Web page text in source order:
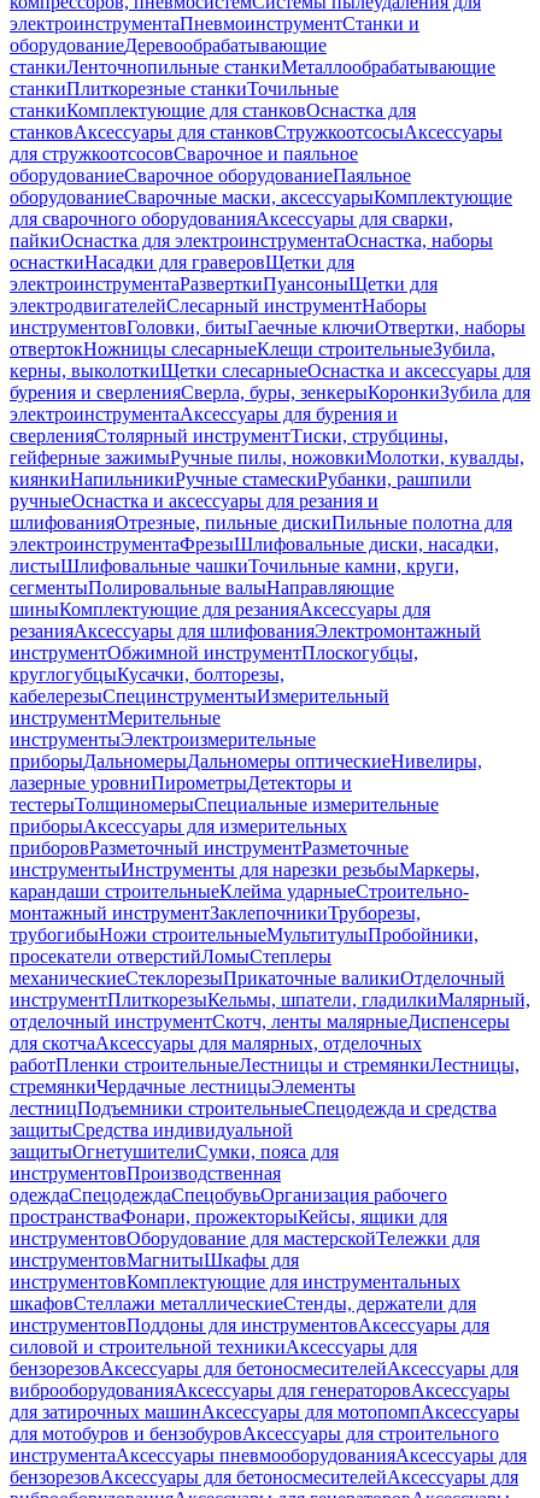
электроинструментаПневмоинструментСтанки и
оборудованиеДеревообрабатывающие
станкиЛенточнопильные станкиМеталлообрабатывающие
станкиПлиткорезные станкиТочильные
станкиКомплектующие для станковОснастка для
станковАксессуары для станковСтружкоотсосыАксессуары
для стружкоотсосовСварочное и паяльное
оборудованиеСварочное оборудованиеПаяльное
оборудованиеСварочные маски, аксессуарыКомплектующие
для сварочного оборудованияАксессуары для сварки,
пайкиОснастка для электроинструментаОснастка, наборы
оснасткиНасадки для граверовЩетки для
электроинструментаРазверткиПуансоныЩетки для
электродвигателейСлесарный инструментНаборы
инструментовГоловки, битыГаечные ключиОтвертки, наборы
отвертокНожницы слесарныеКлещи строительныеЗубила,
керны, выколоткиЩетки слесарныеОснастка и аксессуары для
бурения и сверленияСверла, буры, зенкерыКоронкиЗубила для
электроинструментаАксессуары для бурения и
сверленияСтолярный инструментТиски, струбцины,
гейферные зажимыРучные пилы, ножовкиМолотки, кувалды,
киянкиНапильникиРучные стамескиРубанки, рашпили
ручныеОснастка и аксессуары для резания и
шлифованияОтрезные, пильные дискиПильные полотна для
электроинструментаФрезыШлифовальные диски, насадки,
листыШлифовальные чашкиТочильные камни, круги,
сегментыПолировальные валыНаправляющие
шиныКомплектующие для резанияАксессуары для
резанияАксессуары для шлифованияЭлектромонтажный
инструментОбжимной инструментПлоскогубцы,
круглогубцыКусачки, болторезы,
кабелерезыСпецинструментыИзмерительный
инструментМерительные
инструментыЭлектроизмерительные
приборыДальномерыДальномеры оптическиеНивелиры,
лазерные уровниПирометрыДетекторы и
тестерыТолщиномерыСпециальные измерительные
приборыАксессуары для измерительных
приборовРазметочный инструментРазметочные
инструментыИнструменты для нарезки резьбыМаркеры,
карандаши строительныеКлейма ударныеСтроительно-
монтажный инструментЗаклепочникиТруборезы,
трубогибыНожи строительныеМультитулыПробойники,
просекатели отверстийЛомыСтеплеры
механическиеСтеклорезыПрикаточные валикиОтделочный
инструментПлиткорезыКельмы, шпатели, гладилкиМалярный,
отделочный инструментСкотч, ленты малярныеДиспенсеры
для скотчаАксессуары для малярных, отделочных
работПленки строительныеЛестницы и стремянкиЛестницы,
стремянкиЧердачные лестницыЭлементы
лестницПодъемники строительныеСпецодежда и средства
защитыСредства индивидуальной
защитыОгнетушителиСумки, пояса для
инструментовПроизводственная
одеждаСпецодеждаСпецобувьОрганизация рабочего
пространстваФонари, прожекторыКейсы, ящики для
инструментовОборудование для мастерскойТележки для
инструментовМагнитыШкафы для
инструментовКомплектующие для инструментальных
шкафовСтеллажи металлическиеСтенды, держатели для
инструментовПоддоны для инструментовАксессуары для
силовой и строительной техникиАксессуары для
бензорезовАксессуары для бетоносмесителейАксессуары для
виброоборудованияАксессуары для генераторовАксессуары
для затирочных машинАксессуары для мотопомпАксессуары
для мотобуров и бензобуровАксессуары для строительного
инструментаАксессуары пневмооборудованияАксессуары для
бензорезовАксессуары для бетоносмесителейАксессуары для